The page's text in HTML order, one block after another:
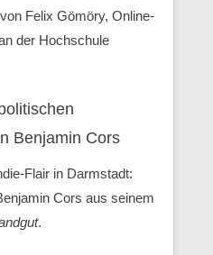
Felix Gömöry, Online-
der Hochschule
Benjamin Cors
Flair in Darmstadt:
Cors aus seinem
.